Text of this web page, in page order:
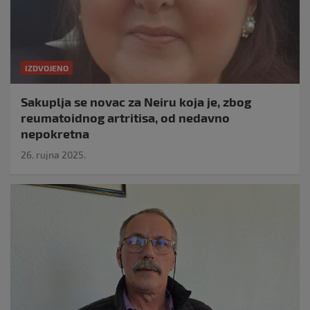
IZDVOJENO
Sakuplja se novac za Neiru koja je, zbog
reumatoidnog artritisa, od nedavno
nepokretna
26. rujna 2025.